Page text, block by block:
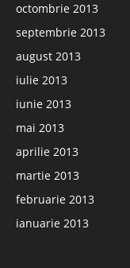
octombrie 2013
septembrie 2013
august 2013
iulie 2013
iunie 2013
mai 2013
aprilie 2013
martie 2013
februarie 2013
ianuarie 2013